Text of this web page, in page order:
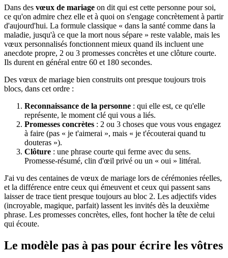
Dans des vœux de mariage on dit qui est cette personne pour soi,
ce qu'on admire chez elle et à quoi on s'engage concrètement à partir
d'aujourd'hui. La formule classique « dans la santé comme dans la
maladie, jusqu'à ce que la mort nous sépare » reste valable, mais les
vœux personnalisés fonctionnent mieux quand ils incluent une
anecdote propre, 2 ou 3 promesses concrètes et une clôture courte.
Ils durent en général entre 60 et 180 secondes.
Des vœux de mariage bien construits ont presque toujours trois
blocs, dans cet ordre :
Reconnaissance de la personne : qui elle est, ce qu'elle
représente, le moment clé qui vous a liés.
Promesses concrètes : 2 ou 3 choses que vous vous engagez
à faire (pas « je t'aimerai », mais « je t'écouterai quand tu
douteras »).
Clôture : une phrase courte qui ferme avec du sens.
Promesse-résumé, clin d'œil privé ou un « oui » littéral.
J'ai vu des centaines de vœux de mariage lors de cérémonies réelles,
et la différence entre ceux qui émeuvent et ceux qui passent sans
laisser de trace tient presque toujours au bloc 2. Les adjectifs vides
(incroyable, magique, parfait) lassent les invités dès la deuxième
phrase. Les promesses concrètes, elles, font hocher la tête de celui
qui écoute.
Le modèle pas à pas pour écrire les vôtres